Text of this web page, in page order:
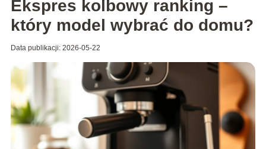
domu?
Ekspres kolbowy ranking –
który model wybrać do domu?
Data publikacji: 2026-05-22